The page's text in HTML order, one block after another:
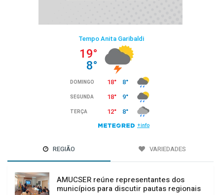
REGIÃO VARIEDADES
AMUCSER reúne representantes dos
municípios para discutir pautas regionais